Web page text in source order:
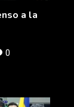
a la
0